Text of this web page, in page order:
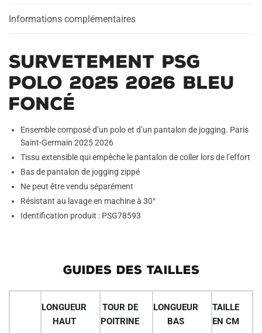
Informations complémentaires
Survetement PSG
Polo 2025 2026 Bleu
Foncé
Ensemble composé d’un polo et d’un pantalon de jogging. Paris
Saint-Germain 2025 2026
Tissu extensible qui empêche le pantalon de coller lors de l’effort
Bas de pantalon de jogging zippé
Ne peut être vendu séparément
Résistant au lavage en machine à 30°
Identification produit : PSG78593
GUIDES DES TAILLES
LONGUEUR
HAUT
TOUR DE
POITRINE
LONGUEUR
BAS
TAILLE
EN CM